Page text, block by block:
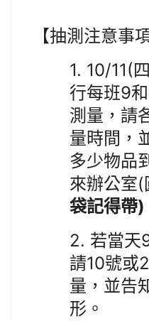
【抽測注意事
1. 10/11( 四
行每班9和
測量，請
量時間，
多少物品
來辦公室(
袋記得帶)
2. 若當天
請10號或
量，並告
形。